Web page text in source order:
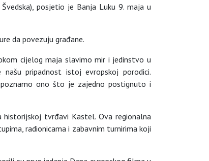
posjetio je Banja Luku 9. maja u
da povezuju građane.
cijelog maja slavimo mir i jedinstvo u
pripadnost istoj evropskoj porodici.
ono što je zajedno postignuto i
historijskoj tvrđavi Kastel. Ova regionalna
radionicama i zabavnim turnirima koji